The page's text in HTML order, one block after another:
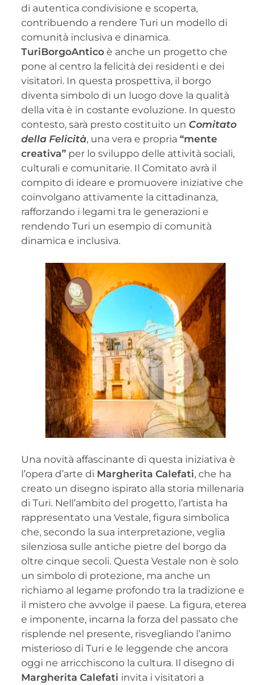
di autentica condivisione e scoperta,
contribuendo a rendere Turi un modello di
comunità inclusiva e dinamica.
TuriBorgoAntico è anche un progetto che
pone al centro la felicità dei residenti e dei
visitatori. In questa prospettiva, il borgo
diventa simbolo di un luogo dove la qualità
della vita è in costante evoluzione. In questo
contesto, sarà presto costituito un Comitato
della Felicità, una vera e propria “mente
creativa” per lo sviluppo delle attività sociali,
culturali e comunitarie. Il Comitato avrà il
compito di ideare e promuovere iniziative che
coinvolgano attivamente la cittadinanza,
rafforzando i legami tra le generazioni e
rendendo Turi un esempio di comunità
dinamica e inclusiva.
Una novità affascinante di questa iniziativa è
l’opera d’arte di Margherita Calefati, che ha
creato un disegno ispirato alla storia millenaria
di Turi. Nell’ambito del progetto, l’artista ha
rappresentato una Vestale, figura simbolica
che, secondo la sua interpretazione, veglia
silenziosa sulle antiche pietre del borgo da
oltre cinque secoli. Questa Vestale non è solo
un simbolo di protezione, ma anche un
richiamo al legame profondo tra la tradizione e
il mistero che avvolge il paese. La figura, eterea
e imponente, incarna la forza del passato che
risplende nel presente, risvegliando l’animo
misterioso di Turi e le leggende che ancora
oggi ne arricchiscono la cultura. Il disegno di
Margherita Calefati invita i visitatori a